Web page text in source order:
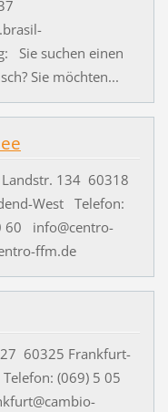
Sie suchen einen
Sie möchten...
Landstr. 134 60318
West Telefon:
60 info@centro-
ffm.de
60325 Frankfurt-
(069) 5 05